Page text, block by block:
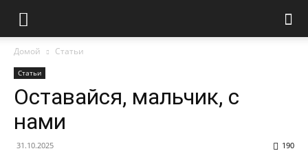
Домой Статьи
Статьи
Оставайся, мальчик, с
нами
31.10.2025 190